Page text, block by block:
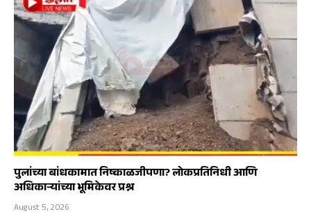
पुलांच्या बांधकामात निष्काळजीपणा? लोकप्रतिनिधी आणि
अधिकाऱ्यांच्या भूमिकेवर प्रश्न
August 5, 2026